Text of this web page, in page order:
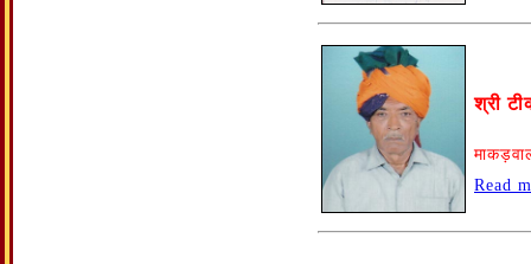
श्री
Read